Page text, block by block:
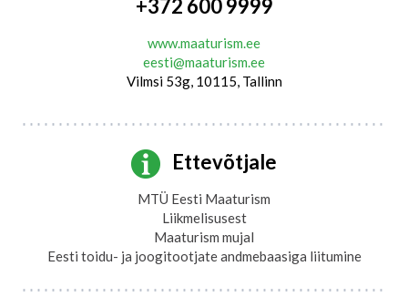
+372 600 9999
www.maaturism.ee
eesti@maaturism.ee
Vilmsi 53g, 10115, Tallinn
Ettevõtjale
MTÜ Eesti Maaturism
Liikmelisusest
Maaturism mujal
Eesti toidu- ja joogitootjate andmebaasiga liitumine